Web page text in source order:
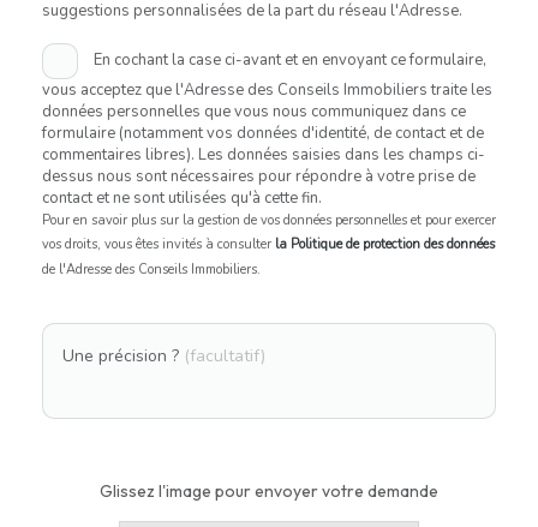
suggestions personnalisées de la part du réseau l'Adresse.
En cochant la case ci-avant et en envoyant ce formulaire,
vous acceptez que l'Adresse des Conseils Immobiliers traite les
données personnelles que vous nous communiquez dans ce
formulaire (notamment vos données d'identité, de contact et de
commentaires libres). Les données saisies dans les champs ci-
dessus nous sont nécessaires pour répondre à votre prise de
contact et ne sont utilisées qu'à cette fin.
Pour en savoir plus sur la gestion de vos données personnelles et pour exercer
vos droits, vous êtes invités à consulter la Politique de protection des données
de l'Adresse des Conseils Immobiliers.
Une précision ? (facultatif)
Glissez l'image pour envoyer votre demande